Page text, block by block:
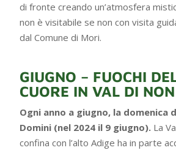
di fronte creando un’atmosfera
non è visitabile se non con visita
dal Comune di Mori.
GIUGNO – FUOCHI
CUORE IN VAL DI NON
Ogni anno a giugno, la domenica
Domini (nel 2024 il 9 giugno). La
confina con l’alto Adige ha in parte